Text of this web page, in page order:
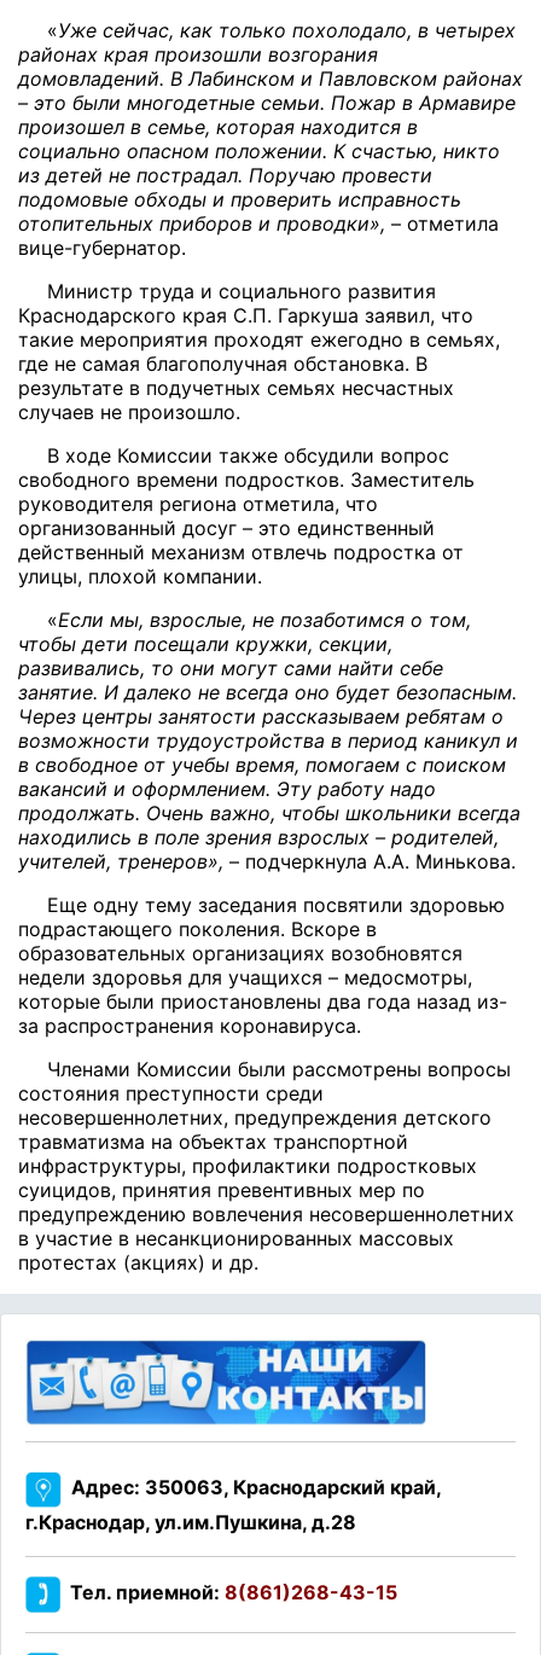
«Уже сейчас, как только похолодало, в четырех
районах края произошли возгорания
домовладений. В Лабинском и Павловском районах
– это были многодетные семьи. Пожар в Армавире
произошел в семье, которая находится в
социально опасном положении. К счастью, никто
из детей не пострадал. Поручаю провести
подомовые обходы и проверить исправность
отопительных приборов и проводки», – отметила
вице-губернатор.
Министр труда и социального развития
Краснодарского края С.П. Гаркуша заявил, что
такие мероприятия проходят ежегодно в семьях,
где не самая благополучная обстановка. В
результате в подучетных семьях несчастных
случаев не произошло.
В ходе Комиссии также обсудили вопрос
свободного времени подростков. Заместитель
руководителя региона отметила, что
организованный досуг – это единственный
действенный механизм отвлечь подростка от
улицы, плохой компании.
«Если мы, взрослые, не позаботимся о том,
чтобы дети посещали кружки, секции,
развивались, то они могут сами найти себе
занятие. И далеко не всегда оно будет безопасным.
Через центры занятости рассказываем ребятам о
возможности трудоустройства в период каникул и
в свободное от учебы время, помогаем с поиском
вакансий и оформлением. Эту работу надо
продолжать. Очень важно, чтобы школьники всегда
находились в поле зрения взрослых – родителей,
учителей, тренеров», – подчеркнула А.А. Минькова.
Еще одну тему заседания посвятили здоровью
подрастающего поколения. Вскоре в
образовательных организациях возобновятся
недели здоровья для учащихся – медосмотры,
которые были приостановлены два года назад из-
за распространения коронавируса.
Членами Комиссии были рассмотрены вопросы
состояния преступности среди
несовершеннолетних, предупреждения детского
травматизма на объектах транспортной
инфраструктуры, профилактики подростковых
суицидов, принятия превентивных мер по
предупреждению вовлечения несовершеннолетних
в участие в несанкционированных массовых
протестах (акциях) и др.
Адрес: 350063, Краснодарский край,
г.Краснодар, ул.им.Пушкина, д.28
Тел. приемной: 8(861)268-43-15